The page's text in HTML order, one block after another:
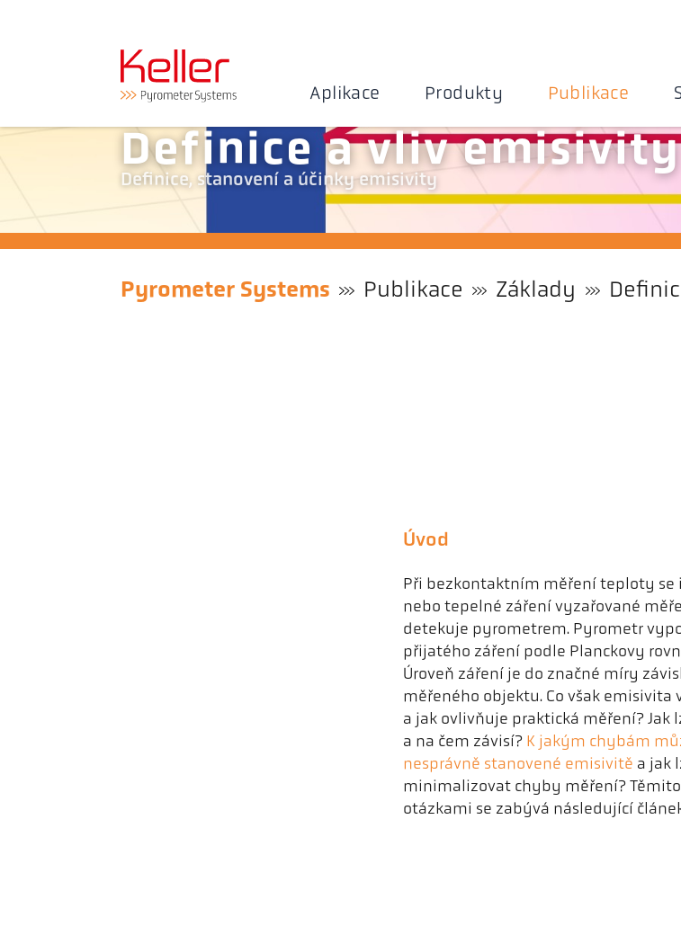
Aplikace Produkty Publikace
Definice a vliv emisivity
Definice, stanovení a účinky emisivity
Pyrometer Systems Publikace Základy
Úvod
Při bezkontaktním měření teploty se
nebo tepelné záření vyzařované
detekuje pyrometrem. Pyrometr
přijatého záření podle Planckovy
Úroveň záření je do značné míry
měřeného objektu. Co však emisivita
a jak ovlivňuje praktická měření? Jak
a na čem závisí? K jakým chybám
nesprávně stanovené emisivitě a jak
minimalizovat chyby měření?
otázkami se zabývá následující